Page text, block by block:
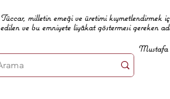
Tüccar, milletin emeği ve üretimi kıymetlendirmek
edilen ve bu emniyete liyâkat göstermesi gereken